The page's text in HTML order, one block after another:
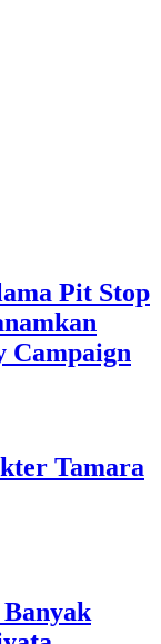
Pit Stop
Campaign
Tamara